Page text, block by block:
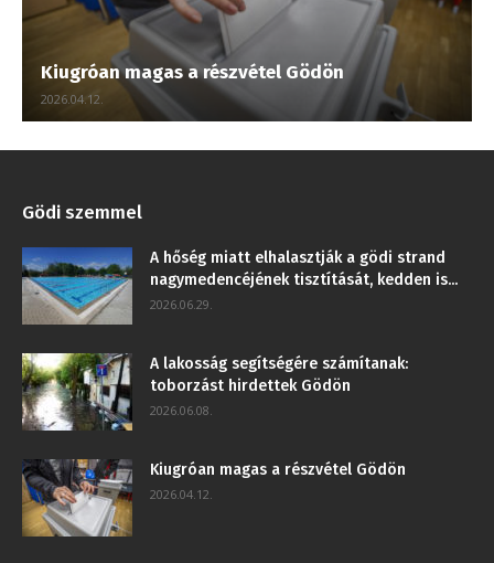
Kiugróan magas a részvétel Gödön
2026.04.12.
Gödi szemmel
A hőség miatt elhalasztják a gödi strand
nagymedencéjének tisztítását, kedden is...
2026.06.29.
A lakosság segítségére számítanak:
toborzást hirdettek Gödön
2026.06.08.
Kiugróan magas a részvétel Gödön
2026.04.12.